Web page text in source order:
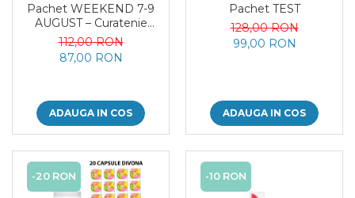
Pachet WEEKEND 7-9
AUGUST – Curatenie
Profesionala Completa, 4
Produse
112,00 RON
87,00 RON
ADAUGA IN COS
Pachet TEST
128,00 RON
99,00 RON
ADAUGA IN COS
-20 RON -10 RON